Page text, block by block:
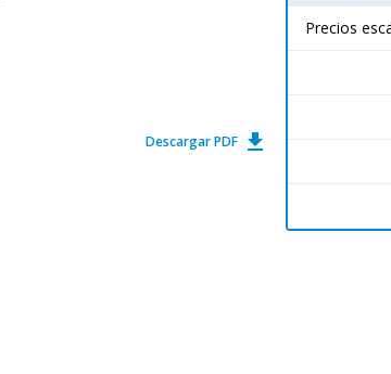
Descargar PDF get_app
Precios